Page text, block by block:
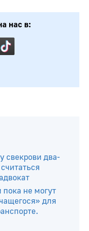
нас в:
свекрови два-